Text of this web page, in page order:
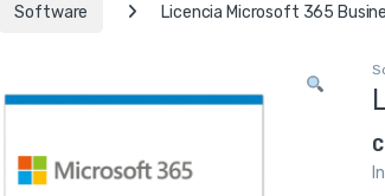
Software Licencia Microsoft 365